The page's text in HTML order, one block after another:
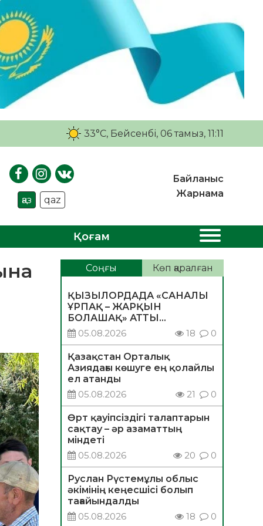
33°C, Бейсенбі, 06 тамыз, 11:11
қаз qaz
Байланыс
Жарнама
Қоғам
Соңғы Көп қаралған
ҚЫЗЫЛОРДАДА «САНАЛЫ
ҰРПАҚ – ЖАРҚЫН
БОЛАШАҚ» АТТЫ
КЕҢЕЙТІЛГЕН МӘЖІЛІС
ӨТТІ
05.08.2026 18 0
Қазақстан Орталық
Азиядағы көшуге ең қолайлы
ел атанды
05.08.2026
21 0
Өрт қауіпсіздігі талаптарын
сақтау – әр азаматтың
міндеті
05.08.2026
20 0
Руслан Рүстемұлы облыс
әкімінің кеңесшісі болып
тағайындалды
05.08.2026
18 0